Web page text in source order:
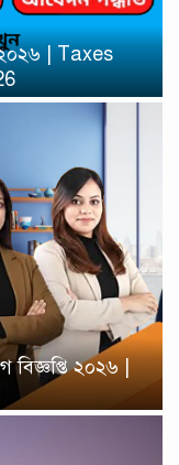
২০২৬ | Taxes
বিজ্ঞপ্তি ২০২৬ |